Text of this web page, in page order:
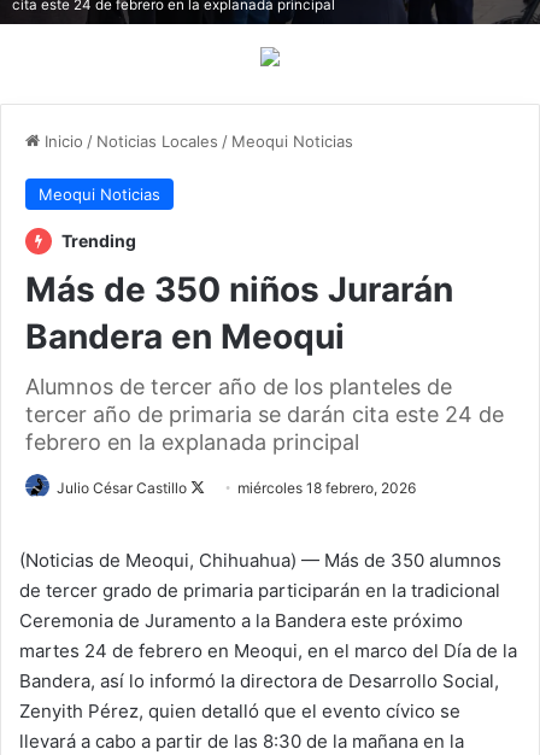
cita este 24 de febrero en la explanada principal
Inicio / Noticias Locales / Meoqui Noticias
Meoqui Noticias
Trending
Más de 350 niños Jurarán
Bandera en Meoqui
Alumnos de tercer año de los planteles de
tercer año de primaria se darán cita este 24 de
febrero en la explanada principal
Julio César Castillo
w
o
n
X
miércoles 18 febrero, 2026
(Noticias de Meoqui, Chihuahua) — Más de 350 alumnos
de tercer grado de primaria participarán en la tradicional
Ceremonia de Juramento a la Bandera este próximo
martes 24 de febrero en Meoqui, en el marco del Día de la
Bandera, así lo informó la directora de Desarrollo Social,
Zenyith Pérez, quien detalló que el evento cívico se
llevará a cabo a partir de las 8:30 de la mañana en la